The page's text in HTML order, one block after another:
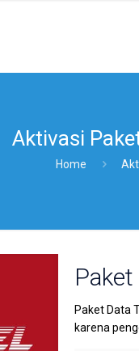
Aktivasi
Home
Paket Data
karena